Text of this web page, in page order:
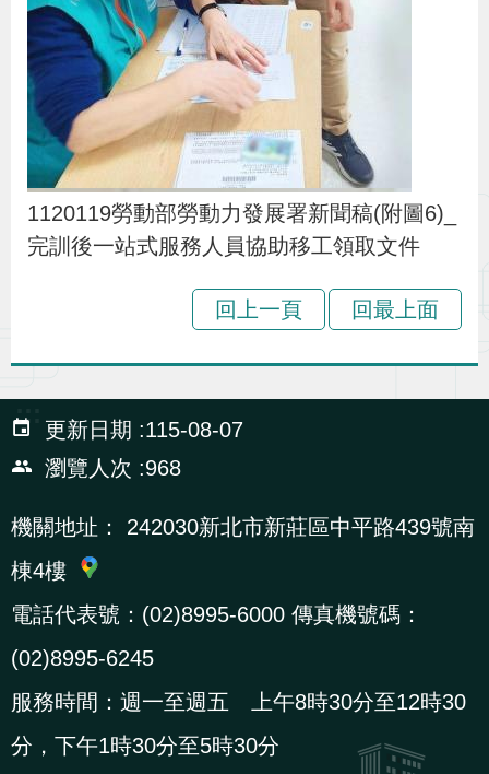
1120119勞動部勞動力發展署新聞稿(附圖6)_
完訓後一站式服務人員協助移工領取文件
回上一頁 回最上面
:::
更新日期
115-08-07
瀏覽人次
968
機關地址：
242030新北市新莊區中平路439號南
棟4樓
電話代表號：(02)8995-6000 傳真機號碼：
(02)8995-6245
服務時間：週一至週五 上午8時30分至12時30
分，下午1時30分至5時30分